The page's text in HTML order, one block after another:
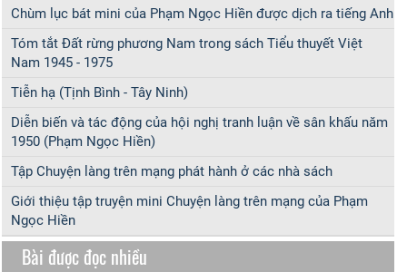
Chùm lục bát mini của Phạm Ngọc Hiền được dịch ra tiếng Anh
Tóm tắt Đất rừng phương Nam trong sách Tiểu thuyết Việt
Nam 1945 - 1975
Tiễn hạ (Tịnh Bình - Tây Ninh)
Diễn biến và tác động của hội nghị tranh luận về sân khấu năm
1950 (Phạm Ngọc Hiền)
Tập Chuyện làng trên mạng phát hành ở các nhà sách
Giới thiệu tập truyện mini Chuyện làng trên mạng của Phạm
Ngọc Hiền
Bài được đọc nhiều